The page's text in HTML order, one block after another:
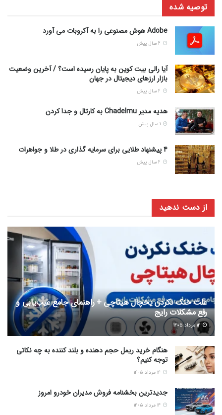
توصیه شده
Adobe هوش مصنوعی را به آکروبات می آورد
آیا رالی بیت کوین به پایان رسیده است؟ / آخرین وضعیت
بازار ارزهای دیجیتال در جهان
هدیه مدیر Chadelmu به کارتال و جدا کردن
4 پیشنهاد طلایی برای سرمایه گذاری در طلا و جواهرات
از دست ندهید
علت خنک نکردن یخچال هیتاچی + راهنمای جامع عیب‌یابی و
رفع مشکلات رایج
۱۴ مرداد ۱۴۰۵
هنگام خرید ریمل حجم دهنده و بلند کننده به چه نکاتی
توجه کنیم؟
جدیدترین بخشنامه فروش مدیران خودرو امروز